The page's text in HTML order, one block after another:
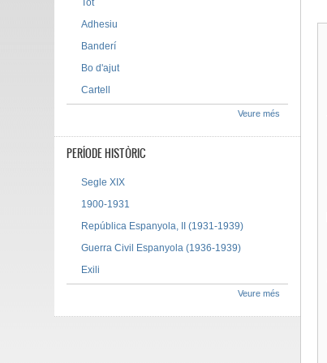
Tot
Adhesiu
Banderí
Bo d'ajut
Cartell
Veure més
PERÍODE HISTÒRIC
Segle XIX
1900-1931
República Espanyola, II (1931-1939)
Guerra Civil Espanyola (1936-1939)
Exili
Veure més